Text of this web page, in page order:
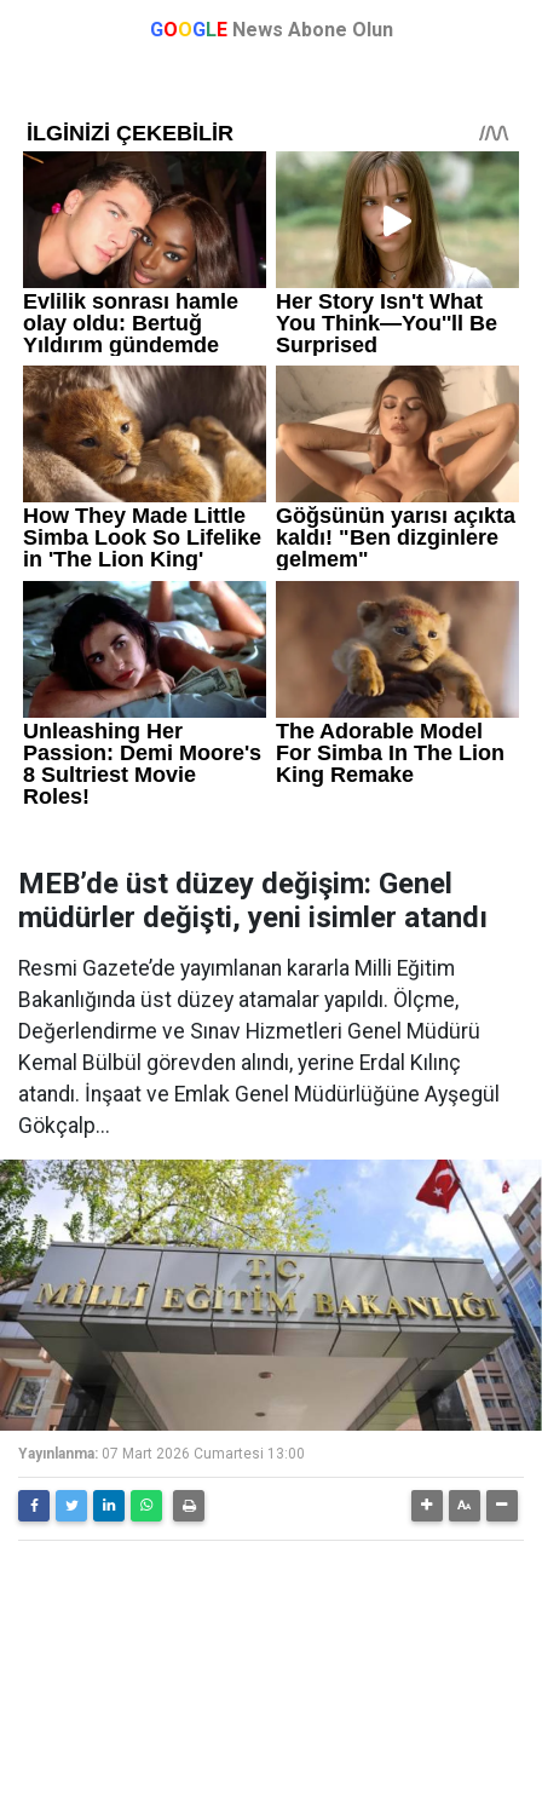
GOOGLE News Abone Olun
MEB’de üst düzey değişim: Genel
müdürler değişti, yeni isimler atandı
Resmi Gazete’de yayımlanan kararla Milli Eğitim
Bakanlığında üst düzey atamalar yapıldı. Ölçme,
Değerlendirme ve Sınav Hizmetleri Genel Müdürü
Kemal Bülbül görevden alındı, yerine Erdal Kılınç
atandı. İnşaat ve Emlak Genel Müdürlüğüne Ayşegül
Gökçalp...
Yayınlanma: 07 Mart 2026 Cumartesi 13:00